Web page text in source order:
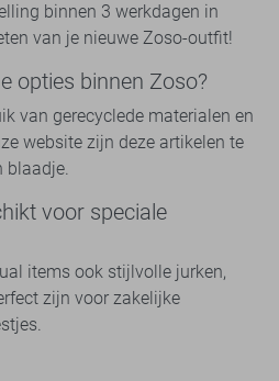
binnen 3 werkdagen in
van je nieuwe Zoso-outfit!
opties binnen Zoso?
van gerecyclede materialen en
website zijn deze artikelen te
blaadje.
voor speciale
items ook stijlvolle jurken,
zijn voor zakelijke